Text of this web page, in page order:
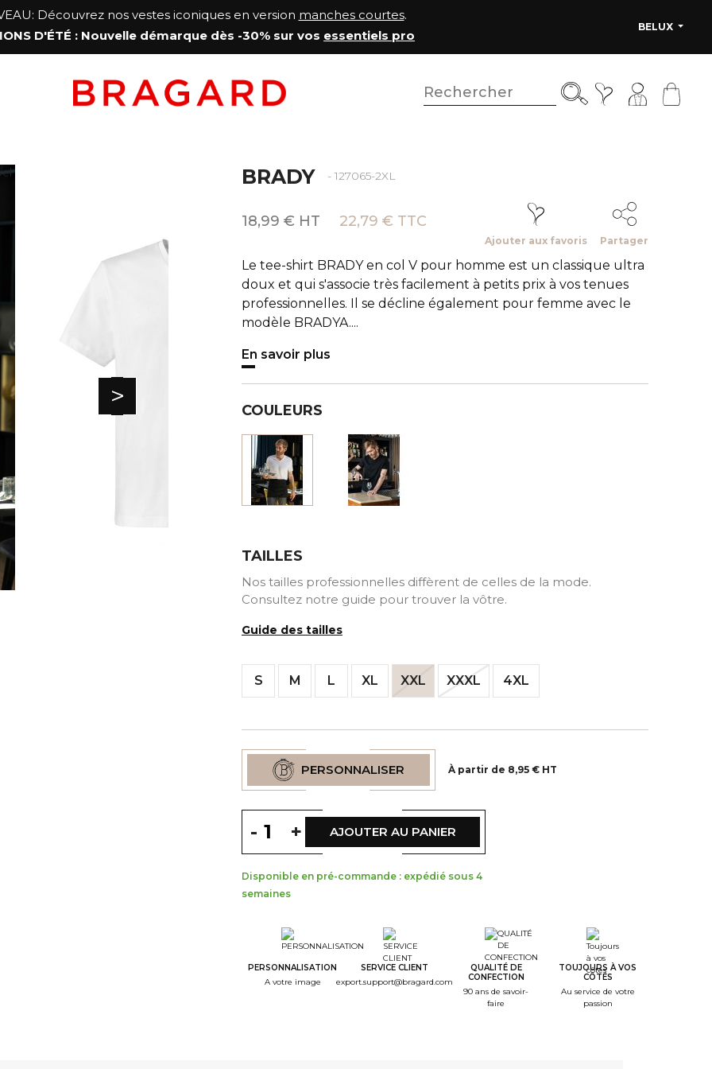
Découvrez nos vestes iconiques en version manches courtes.
D'ÉTÉ : Nouvelle démarque dès -30% sur vos essentiels pro
BELUX
>
BRADY - 127065-2XL
18,99 € HT 22,79 € TTC
Ajouter aux favoris Partager
Le tee-shirt BRADY en col V pour homme est un classique ultra
doux et qui s'associe très facilement à petits prix à vos tenues
professionnelles. Il se décline également pour femme avec le
modèle BRADYA....
En savoir plus
COULEURS
TAILLES
Nos tailles professionnelles diffèrent de celles de la mode.
Consultez notre guide pour trouver la vôtre.
Guide des tailles
S M L XL XXL XXXL 4XL
PERSONNALISER À partir de 8,95 € HT
- + AJOUTER AU PANIER
Disponible en pré-commande : expédié sous 4
semaines
Step Color
--
Step Monogramme
--
PERSONNALISATION
A votre image
SERVICE CLIENT
export.support@bragard.com
QUALITÉ DE
CONFECTION
90 ans de savoir-
faire
TOUJOURS À VOS
CÔTÉS
Au service de votre
passion